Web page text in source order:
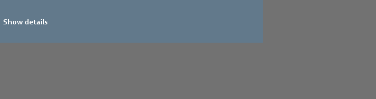
Show details